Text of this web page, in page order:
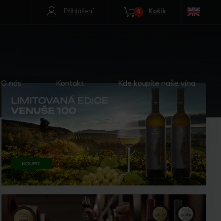
Košík
0
Přihlášení
O nás Kontakt Kde koupíte naše vína